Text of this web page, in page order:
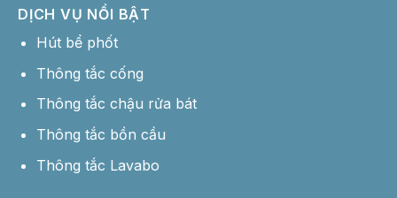
Thông tắc cống
Thông tắc chậu rửa bát
Thông tắc bồn cầu
Thông tắc Lavabo